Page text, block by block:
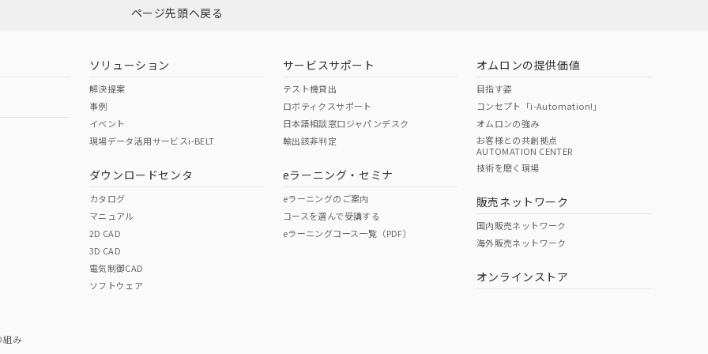
（日本
（アメリカ
この製品の規格認証/適合状況ページへ
その他の認証はこちらのページからご検索ください
ページ先頭へ戻る
組み
ソリューション
解決提案
事例
イベント
現場データ活用サービスi-BELT
ダウンロードセンタ
カタログ
マニュアル
2D CAD
3D CAD
電気制御CAD
ソフトウェア
サービスサポート
テスト機貸出
ロボティクスサポート
日本語相談窓口ジャパンデスク
輸出該非判定
eラーニング・セミナ
eラーニングのご案内
コースを選んで受講する
eラーニングコース一覧（PDF）
オムロンの提供価値
目指す姿
コンセプト「i-Automation!」
オムロンの強み
お客様との共創拠点
AUTOMATION CENTER
技術を磨く現場
販売ネットワーク
国内販売ネットワーク
海外販売ネットワーク
オンラインストア